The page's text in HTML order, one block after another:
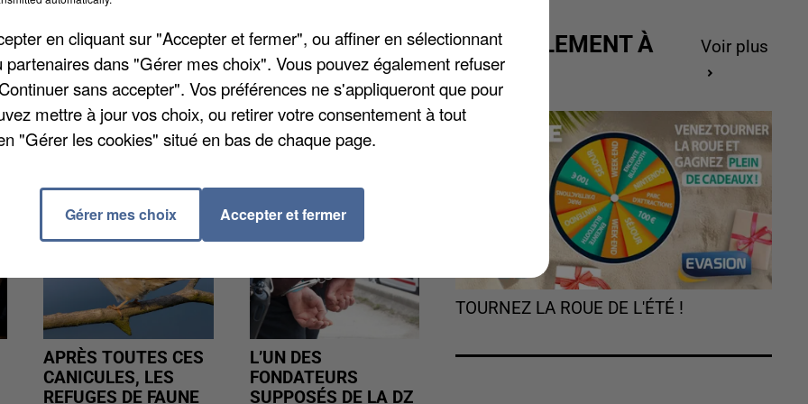
un dépliant a été mis dans votre boite aux lettres
Pour cette démarche, retrouvez plus d'infos sur le
APRÈS TOUTES CES
CANICULES, LES
REFUGES DE FAUNE
L’UN DES
FONDATEURS
SUPPOSÉS DE LA DZ
ACTUELLEMENT À
GAGNER
Voir plus
TOURNEZ LA ROUE DE L'ÉTÉ !
en cliquant sur "Accepter et fermer", ou affiner en sélectionnant
partenaires dans "Gérer mes choix". Vous pouvez également refuser
sans accepter". Vos préférences ne s'appliqueront que pour
mettre à jour vos choix, ou retirer votre consentement à tout
"Gérer les cookies" situé en bas de chaque page.
Gérer mes choix Accepter et fermer